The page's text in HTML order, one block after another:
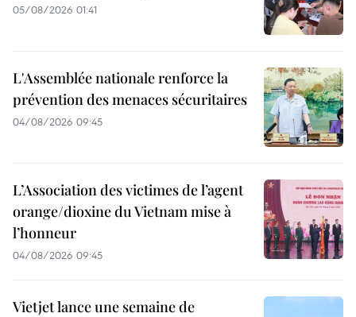
05/08/2026 01:41
L'Assemblée nationale renforce la
prévention des menaces sécuritaires
04/08/2026 09:45
L’Association des victimes de l’agent
orange/dioxine du Vietnam mise à
l’honneur
04/08/2026 09:45
Vietjet lance une semaine de